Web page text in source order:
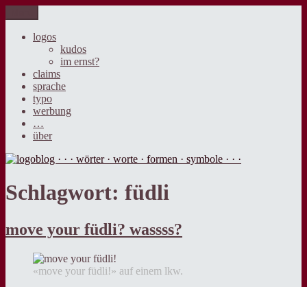
Inhalt
springen
logoblog · · · wörter · worte · formen · symbole · · ·
der blog über sprache, design und werbung.
logos
kudos
im ernst?
claims
sprache
typo
werbung
…
über
Schlagwort: füdli
move your füdli? wassss?
«move your füdli!» auf einem lkw.